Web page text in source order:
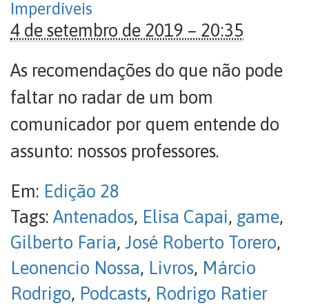
Imperdíveis
4 de setembro de 2019 – 20:35
As recomendações do que não pode
faltar no radar de um bom
comunicador por quem entende do
assunto: nossos professores.
Em: Edição 28
Tags: Antenados, Elisa Capai, game,
Gilberto Faria, José Roberto Torero,
Leonencio Nossa, Livros, Márcio
Rodrigo, Podcasts, Rodrigo Ratier